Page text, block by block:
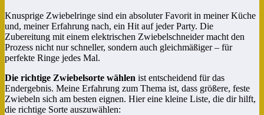
Knusprige Zwiebelringe sind ein absoluter Favorit in meiner Küche
und, meiner Erfahrung nach, ein Hit auf jeder Party. Die
Zubereitung mit einem elektrischen Zwiebelschneider macht den
Prozess nicht nur schneller, sondern auch gleichmäßiger – für
perfekte Ringe jedes Mal.
Die richtige Zwiebelsorte wählen ist entscheidend für das
Endergebnis. Meine Erfahrung zum Thema ist, dass größere, feste
Zwiebeln sich am besten eignen. Hier eine kleine Liste, die dir hilft,
die richtige Sorte auszuwählen: